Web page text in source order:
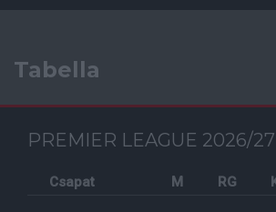
Tabella
PREMIER LEAGUE 2026/27
Csapat M RG